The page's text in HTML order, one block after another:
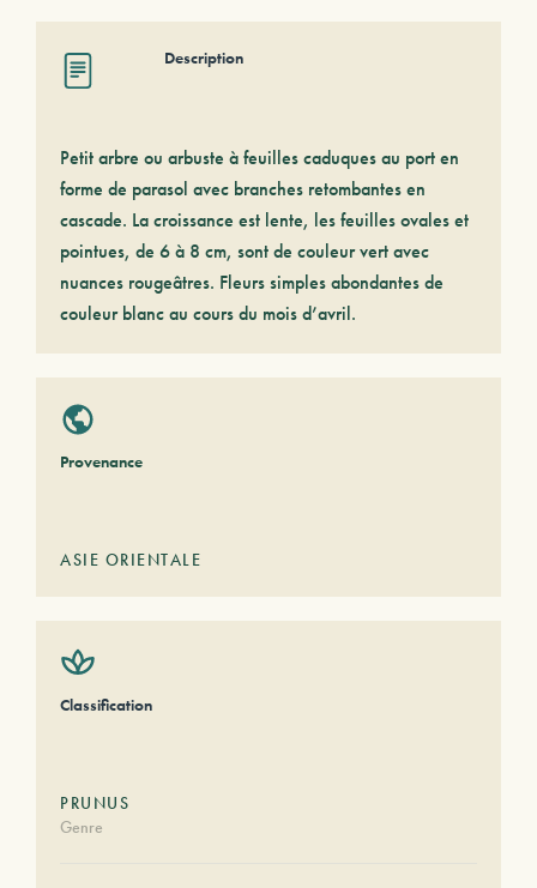
Description
Petit arbre ou arbuste à feuilles caduques au port en
forme de parasol avec branches retombantes en
cascade. La croissance est lente, les feuilles ovales et
pointues, de 6 à 8 cm, sont de couleur vert avec
nuances rougeâtres. Fleurs simples abondantes de
couleur blanc au cours du mois d’avril.
Provenance
ASIE ORIENTALE
Classification
PRUNUS
Genre